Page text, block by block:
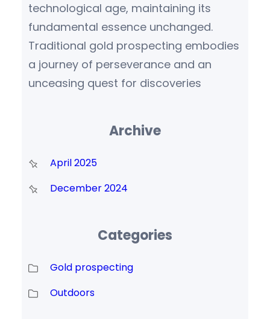
technological age, maintaining its
fundamental essence unchanged.
Traditional gold prospecting embodies
a journey of perseverance and an
unceasing quest for discoveries
Archive
April 2025
December 2024
Categories
Gold prospecting
Outdoors